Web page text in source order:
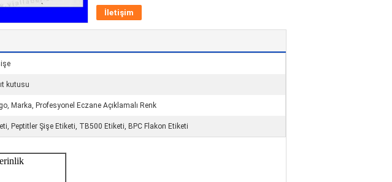
İletişim
kutusu
Marka, Profesyonel Eczane Açıklamalı Renk
Peptitler Şişe Etiketi, TB500 Etiketi, BPC Flakon Etiketi